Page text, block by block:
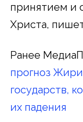
принятием и
Христа,
Ранее
прогноз
государств,
их падения